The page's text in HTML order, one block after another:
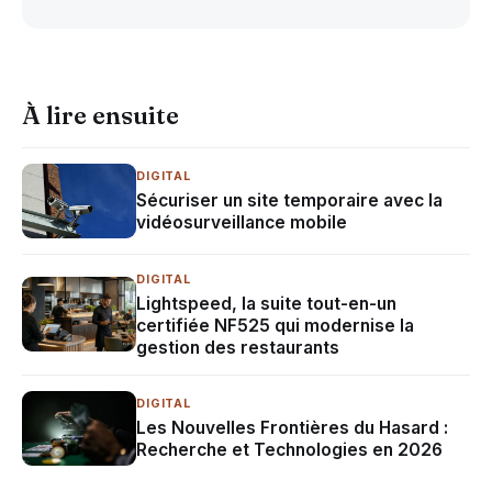
À lire ensuite
DIGITAL
Sécuriser un site temporaire avec la
vidéosurveillance mobile
DIGITAL
Lightspeed, la suite tout-en-un
certifiée NF525 qui modernise la
gestion des restaurants
DIGITAL
Les Nouvelles Frontières du Hasard :
Recherche et Technologies en 2026